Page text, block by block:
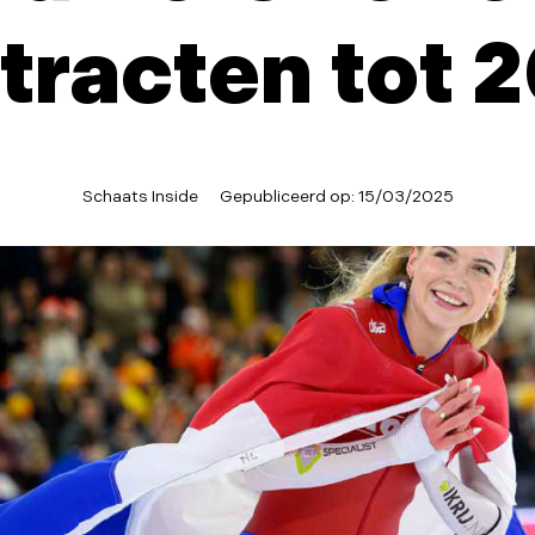
tot
Schaats Inside Gepubliceerd op: 15/03/2025